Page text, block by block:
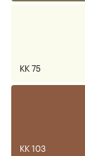
KK 75
KK 103